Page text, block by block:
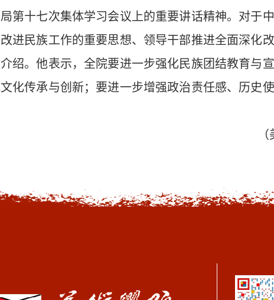
第十七次集体学习会议上的重要讲话精神。对于
进民族工作的重要思想、领导干部推进全面深化
绍。他表示，全院要进一步强化民族团结教育与
文化传承与创新； 要进一步增强政治责任感、历史
（